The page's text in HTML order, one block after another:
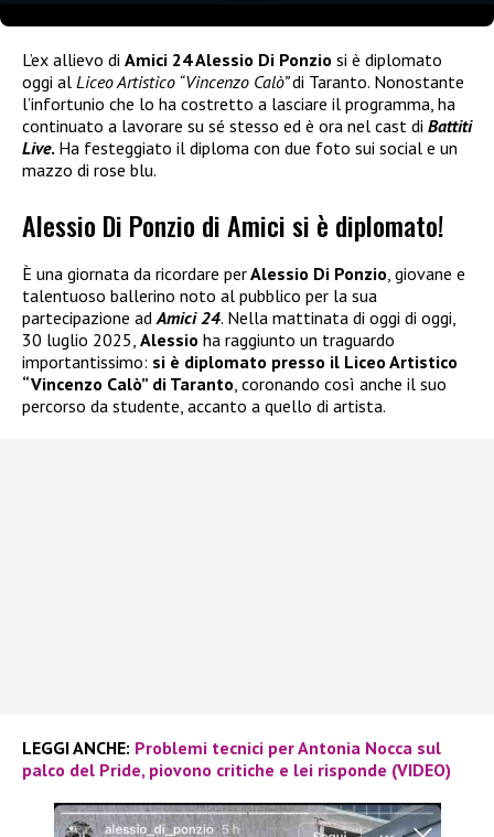
L’ex allievo di Amici 24 Alessio Di Ponzio si è diplomato
oggi al Liceo Artistico “Vincenzo Calò”di Taranto. Nonostante
l’infortunio che lo ha costretto a lasciare il programma, ha
continuato a lavorare su sé stesso ed è ora nel cast di Battiti
Live. Ha festeggiato il diploma con due foto sui social e un
mazzo di rose blu.
Alessio Di Ponzio di Amici si è diplomato!
È una giornata da ricordare perAlessio Di Ponzio, giovane e
talentuoso ballerino noto al pubblico per la sua
partecipazione adAmici 24. Nella mattinata di oggi di oggi,
30 luglio 2025, Alessio ha raggiunto un traguardo
importantissimo: si è diplomato presso il Liceo Artistico
“Vincenzo Calò” di Taranto, coronando così anche il suo
percorso da studente, accanto a quello di artista.
LEGGI ANCHE: Problemi tecnici per Antonia Nocca sul
palco del Pride, piovono critiche e lei risponde (VIDEO)